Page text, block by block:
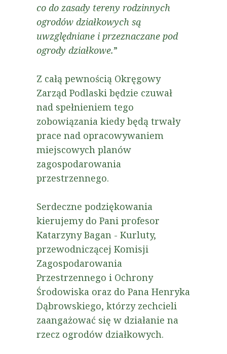
co do zasady tereny rodzinnych
ogrodów działkowych są
uwzględniane i przeznaczane pod
ogrody działkowe.”
Z całą pewnością Okręgowy
Zarząd Podlaski będzie czuwał
nad spełnieniem tego
zobowiązania kiedy będą trwały
prace nad opracowywaniem
miejscowych planów
zagospodarowania
przestrzennego.
Serdeczne podziękowania
kierujemy do Pani profesor
Katarzyny Bagan - Kurluty,
przewodniczącej Komisji
Zagospodarowania
Przestrzennego i Ochrony
Środowiska oraz do Pana Henryka
Dąbrowskiego, którzy zechcieli
zaangażować się w działanie na
rzecz ogrodów działkowych.